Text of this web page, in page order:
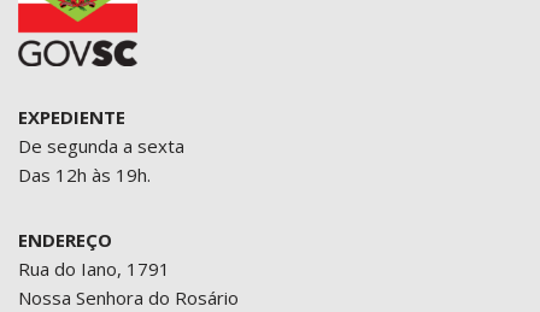
EXPEDIENTE
De segunda a sexta
Das 12h às 19h.
ENDEREÇO
Rua do Iano, 1791
Nossa Senhora do Rosário